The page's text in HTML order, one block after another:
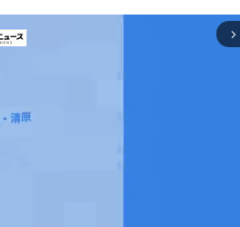
arrow_forward_ios